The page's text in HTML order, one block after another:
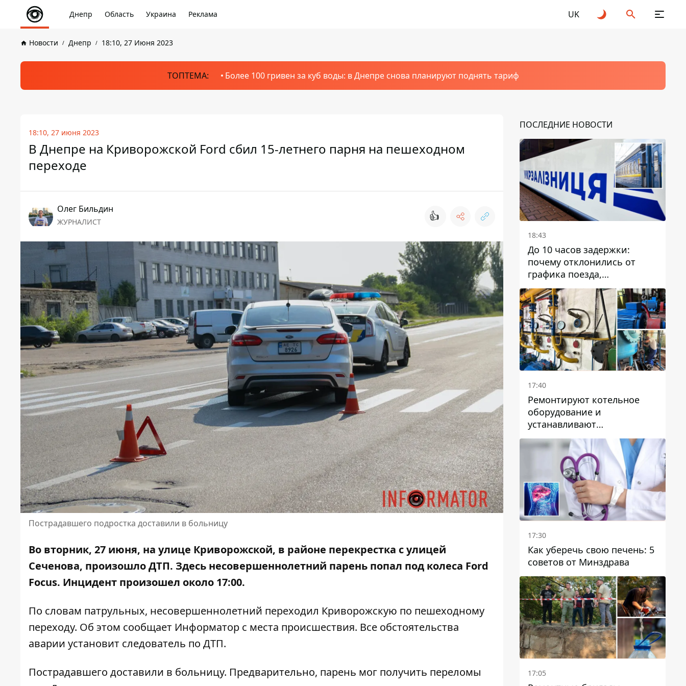
Днепр Область Украина Реклама UK
Новости Днепр 18:10, 27 Июня 2023
ТОПТЕМА: Более 100 гривен за куб воды: в Днепре снова планируют поднять тариф
18:10, 27 июня 2023
В Днепре на Криворожской Ford сбил 15-летнего парня на пешеходном
переходе
Олег Бильдин
ЖУРНАЛИСТ 👍
Пострадавшего подростка доставили в больницу
Во вторник, 27 июня, на улице Криворожской, в районе перекрестка с улицей
Сеченова, произошло ДТП. Здесь несовершеннолетний парень попал под колеса Ford
Focus. Инцидент произошел около 17:00.
По словам патрульных, несовершеннолетний переходил Криворожскую по пешеходному
переходу. Об этом сообщает Информатор с места происшествия. Все обстоятельства
аварии установит следователь по ДТП.
Пострадавшего доставили в больницу. Предварительно, парень мог получить переломы
ПОСЛЕДНИЕ НОВОСТИ
18:43
До 10 часов задержки:
почему отклонились от
графика поезда,
курсирующие через Днепр
и область
17:40
Ремонтируют котельное
оборудование и
устанавливают
генераторные установки:
как в Днепре готовятся к
отопительному сезону
17:30
Как уберечь свою печень: 5
советов от Минздрава
17:05